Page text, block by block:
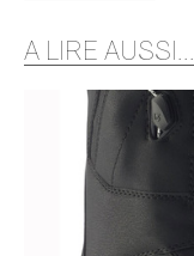
A LIRE AUSSI...